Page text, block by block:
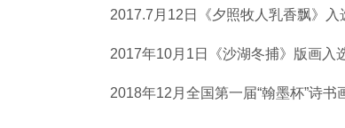
2017.7月12日《夕照牧人乳香飘》入
2017年10月1日《沙湖冬捕》版画入
2018年12月全国第一届“翰墨杯”诗